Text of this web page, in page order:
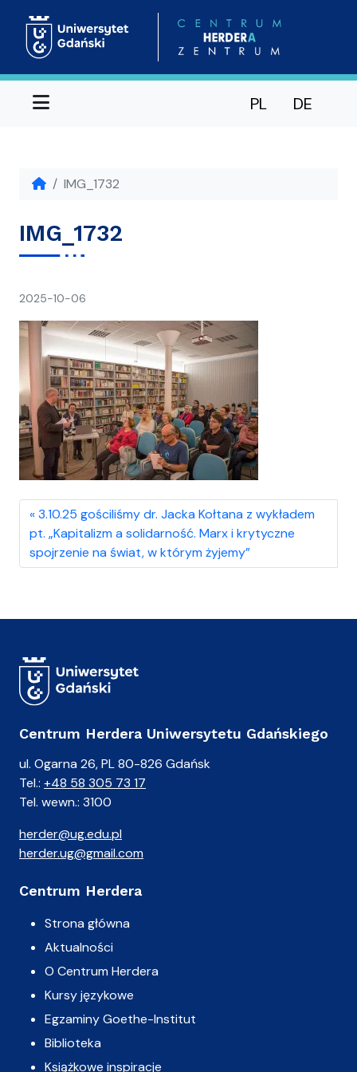
Menu PL DE
IMG_1732
IMG_1732
2025-10-06
3.10.25 gościliśmy dr. Jacka Kołtana z wykładem
pt. „Kapitalizm a solidarność. Marx i krytyczne
spojrzenie na świat, w którym żyjemy”
Centrum Herdera Uniwersytetu Gdańskiego
ul. Ogarna 26, PL 80-826 Gdańsk
Tel.: +48 58 305 73 17
Tel. wewn.: 3100
herder@ug.edu.pl
herder.ug@gmail.com
Centrum Herdera
Strona główna
Aktualności
O Centrum Herdera
Kursy językowe
Egzaminy Goethe-Institut
Biblioteka
Książkowe inspiracje